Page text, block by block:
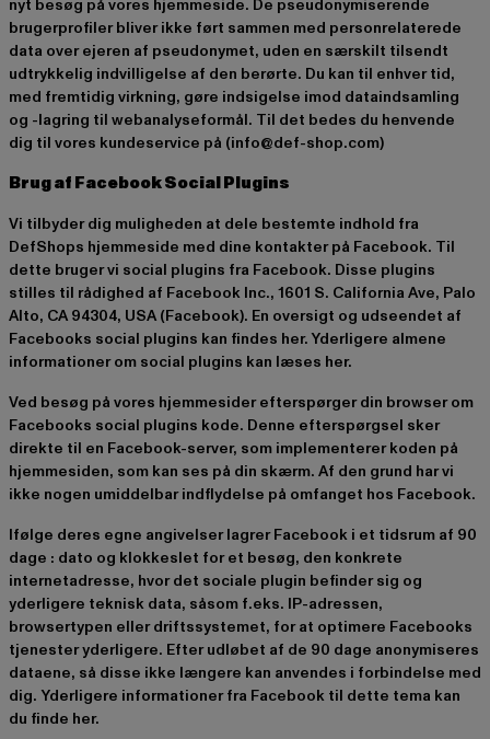
nyt besøg på vores hjemmeside. De pseudonymiserende
brugerprofiler bliver ikke ført sammen med personrelaterede
data over ejeren af pseudonymet, uden en særskilt tilsendt
udtrykkelig indvilligelse af den berørte. Du kan til enhver tid,
med fremtidig virkning, gøre indsigelse imod dataindsamling
og -lagring til webanalyseformål. Til det bedes du henvende
dig til vores kundeservice på (info@def-shop.com)
Brug af Facebook Social Plugins
Vi tilbyder dig muligheden at dele bestemte indhold fra
DefShops hjemmeside med dine kontakter på Facebook. Til
dette bruger vi social plugins fra Facebook. Disse plugins
stilles til rådighed af Facebook Inc., 1601 S. California Ave, Palo
Alto, CA 94304, USA (Facebook). En oversigt og udseendet af
Facebooks social plugins kan findes her. Yderligere almene
informationer om social plugins kan læses her.
Ved besøg på vores hjemmesider efterspørger din browser om
Facebooks social plugins kode. Denne efterspørgsel sker
direkte til en Facebook-server, som implementerer koden på
hjemmesiden, som kan ses på din skærm. Af den grund har vi
ikke nogen umiddelbar indflydelse på omfanget hos Facebook.
Ifølge deres egne angivelser lagrer Facebook i et tidsrum af 90
dage : dato og klokkeslet for et besøg, den konkrete
internetadresse, hvor det sociale plugin befinder sig og
yderligere teknisk data, såsom f.eks. IP-adressen,
browsertypen eller driftssystemet, for at optimere Facebooks
tjenester yderligere. Efter udløbet af de 90 dage anonymiseres
dataene, så disse ikke længere kan anvendes i forbindelse med
dig. Yderligere informationer fra Facebook til dette tema kan
du finde her.